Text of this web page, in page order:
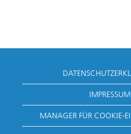
IMPRESSUM
MANAGER FÜR COOKIE-